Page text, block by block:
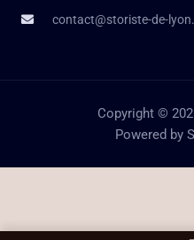
contact@storiste-de-
Copyright ©
Powered by